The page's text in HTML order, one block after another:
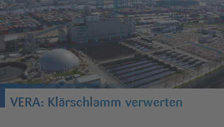
VERA: Klärschlamm verwerten